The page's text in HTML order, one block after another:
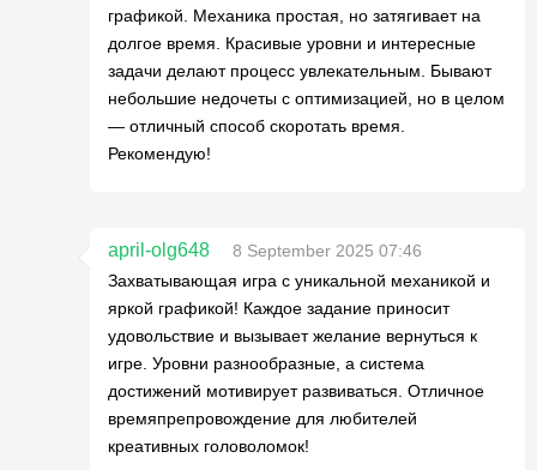
графикой. Механика простая, но затягивает на
долгое время. Красивые уровни и интересные
задачи делают процесс увлекательным. Бывают
небольшие недочеты с оптимизацией, но в целом
— отличный способ скоротать время.
Рекомендую!
april-olg648
8 September 2025 07:46
Захватывающая игра с уникальной механикой и
яркой графикой! Каждое задание приносит
удовольствие и вызывает желание вернуться к
игре. Уровни разнообразные, а система
достижений мотивирует развиваться. Отличное
времяпрепровождение для любителей
креативных головоломок!